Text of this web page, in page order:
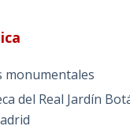
monumentales
del Real Jardín